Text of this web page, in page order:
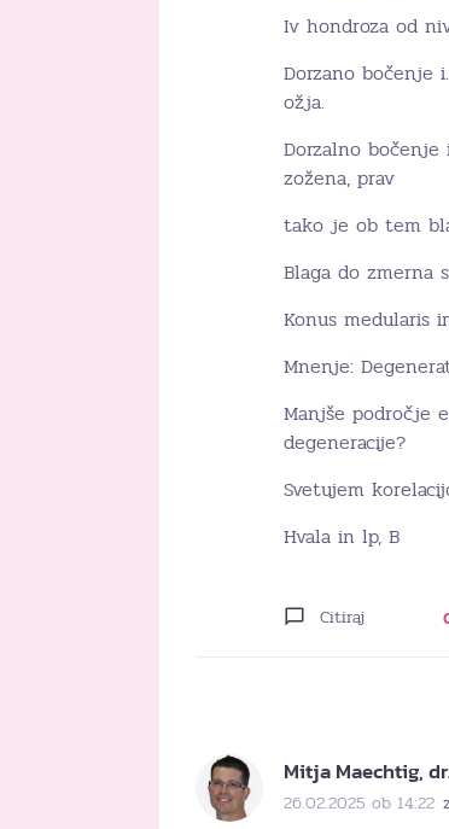
Iv hondroza od
Dorzano bočenje
ožja.
Dorzalno
zožena, prav
tako je ob tem
Blaga do zmerna
Konus medularis
Mnenje:
Manjše področje
degeneracije?
Svetujem
Hvala in lp, B
Citiraj
Mitja Maechtig,
26.02.2025 ob 14:22